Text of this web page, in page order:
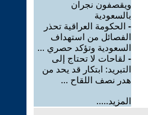
ويقصفون نجران
بالسعودية
- الحكومة العراقية تحذر
الفصائل من استهداف
السعودية وتؤكد حصري ...
- لقاحات لا تحتاج إلى
التبريد: ابتكار قد يحد من
هدر نصف اللقاح ...
المزيد.....